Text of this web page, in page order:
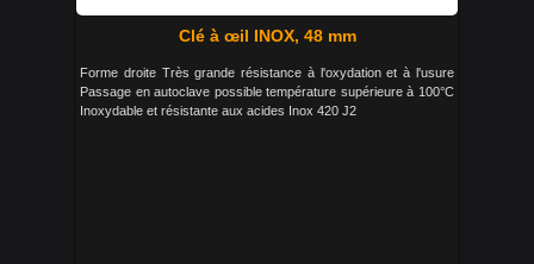
Clé à œil INOX, 48 mm
Forme droite Très grande résistance à l'oxydation et à l'usure
Passage en autoclave possible température supérieure à 100°C
Inoxydable et résistante aux acides Inox 420 J2